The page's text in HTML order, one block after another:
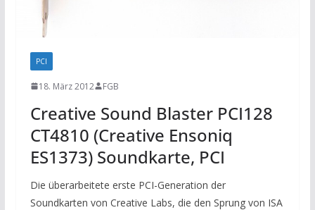
PCI
18. März 2012 FGB
Creative Sound Blaster PCI128
CT4810 (Creative Ensoniq
ES1373) Soundkarte, PCI
Die überarbeitete erste PCI-Generation der
Soundkarten von Creative Labs, die den Sprung von ISA